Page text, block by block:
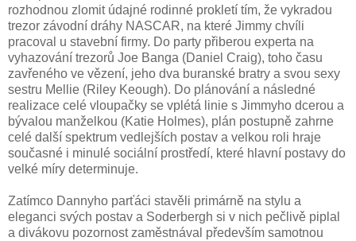
rozhodnou zlomit údajné rodinné prokletí tím, že vykradou
trezor závodní dráhy NASCAR, na které Jimmy chvíli
pracoval u stavební firmy. Do party přiberou experta na
vyhazování trezorů Joe Banga (Daniel Craig), toho času
zavřeného ve vězení, jeho dva buranské bratry a svou sexy
sestru Mellie (Riley Keough). Do plánování a následné
realizace celé vloupačky se vplétá linie s Jimmyho dcerou a
bývalou manželkou (Katie Holmes), plán postupně zahrne
celé další spektrum vedlejších postav a velkou roli hraje
současné i minulé sociální prostředí, které hlavní postavy do
velké míry determinuje.
Zatímco Dannyho parťáci stavěli primárně na stylu a
eleganci svých postav a Soderbergh si v nich pečlivě piplal
a divákovu pozornost zaměstnával především samotnou